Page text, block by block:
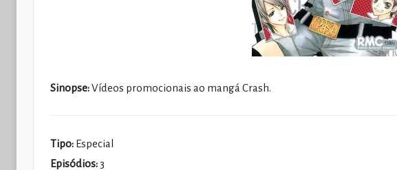
Sinopse:Vídeos promocionais ao mangá Crash.
Tipo: Especial
Episódios:3